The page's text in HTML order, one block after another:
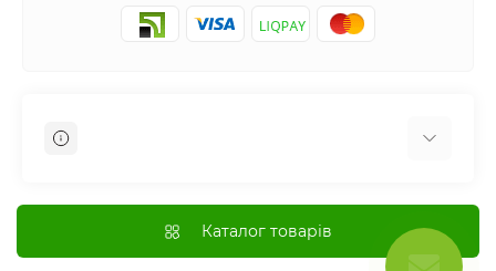
Оплата
Каталог товарів